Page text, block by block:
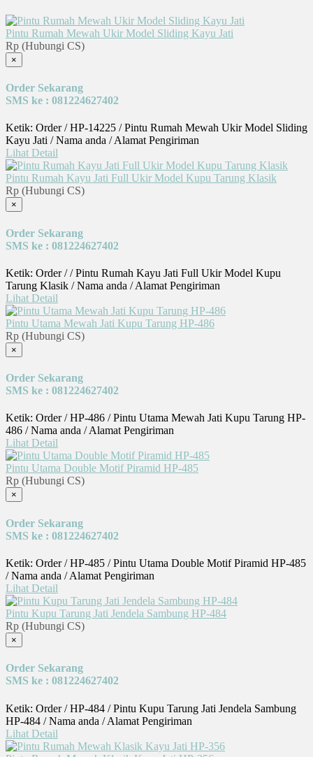
Pintu Rumah Mewah Ukir Model Sliding Kayu Jati
Rp (Hubungi CS)
×
Order Sekarang
SMS ke : 081224627402
Ketik: Order / HP-14225 / Pintu Rumah Mewah Ukir Model Sliding
Kayu Jati / Nama anda / Alamat Pengiriman
Lihat Detail
Pintu Rumah Kayu Jati Full Ukir Model Kupu Tarung Klasik
Rp (Hubungi CS)
×
Order Sekarang
SMS ke : 081224627402
Ketik: Order / / Pintu Rumah Kayu Jati Full Ukir Model Kupu
Tarung Klasik / Nama anda / Alamat Pengiriman
Lihat Detail
Pintu Utama Mewah Jati Kupu Tarung HP-486
Rp (Hubungi CS)
×
Order Sekarang
SMS ke : 081224627402
Ketik: Order / HP-486 / Pintu Utama Mewah Jati Kupu Tarung HP-
486 / Nama anda / Alamat Pengiriman
Lihat Detail
Pintu Utama Double Motif Piramid HP-485
Rp (Hubungi CS)
×
Order Sekarang
SMS ke : 081224627402
Ketik: Order / HP-485 / Pintu Utama Double Motif Piramid HP-485
/ Nama anda / Alamat Pengiriman
Lihat Detail
Pintu Kupu Tarung Jati Jendela Sambung HP-484
Rp (Hubungi CS)
×
Order Sekarang
SMS ke : 081224627402
Ketik: Order / HP-484 / Pintu Kupu Tarung Jati Jendela Sambung
HP-484 / Nama anda / Alamat Pengiriman
Lihat Detail